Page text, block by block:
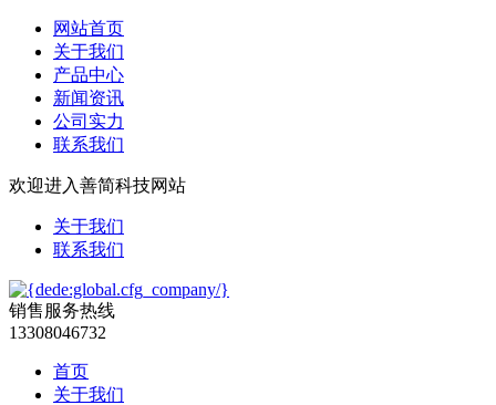
网站首页
关于我们
产品中心
新闻资讯
公司实力
联系我们
欢迎进入善简科技网站
关于我们
联系我们
销售服务热线
13308046732
首页
关于我们